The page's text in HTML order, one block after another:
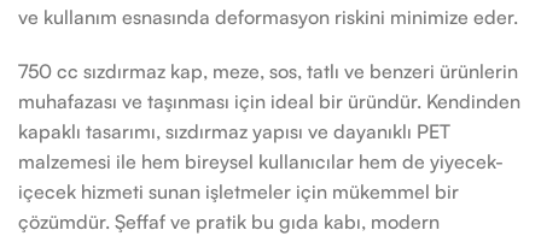
ve kullanım esnasında deformasyon riskini minimize eder.
750 cc sızdırmaz kap, meze, sos, tatlı ve benzeri ürünlerin
muhafazası ve taşınması için ideal bir üründür. Kendinden
kapaklı tasarımı, sızdırmaz yapısı ve dayanıklı PET
malzemesi ile hem bireysel kullanıcılar hem de yiyecek-
içecek hizmeti sunan işletmeler için mükemmel bir
çözümdür. Şeffaf ve pratik bu gıda kabı, modern